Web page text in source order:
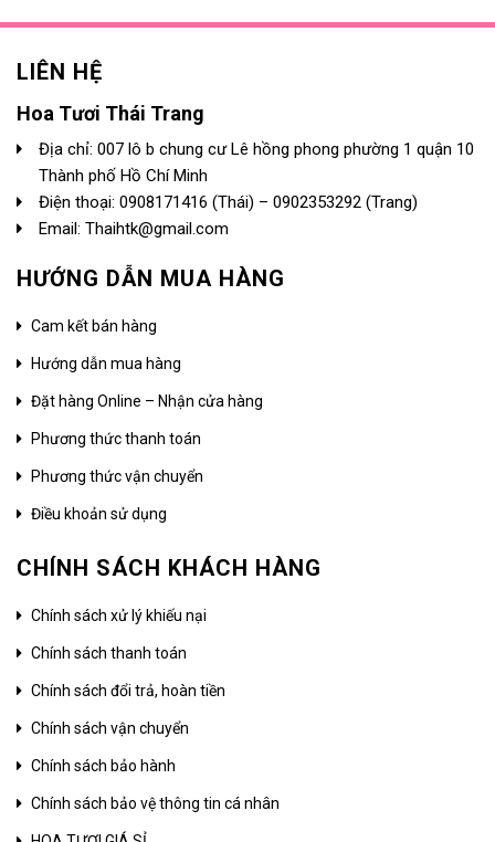
LIÊN HỆ
Hoa Tươi Thái Trang
Địa chỉ: 007 lô b chung cư Lê hồng phong phường 1 quận 10
Thành phố Hồ Chí Minh
Điện thoại: 0908171416 (Thái) – 0902353292 (Trang)
Email: Thaihtk@gmail.com
HƯỚNG DẪN MUA HÀNG
Cam kết bán hàng
Hướng dẫn mua hàng
Đặt hàng Online – Nhận cửa hàng
Phương thức thanh toán
Phương thức vận chuyển
Điều khoản sử dụng
CHÍNH SÁCH KHÁCH HÀNG
Chính sách xử lý khiếu nại
Chính sách thanh toán
Chính sách đổi trả, hoàn tiền
Chính sách vận chuyển
Chính sách bảo hành
Chính sách bảo vệ thông tin cá nhân